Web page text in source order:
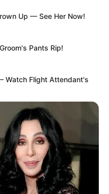
Up — See Her Now!
Pants Rip!
Watch Flight Attendant's